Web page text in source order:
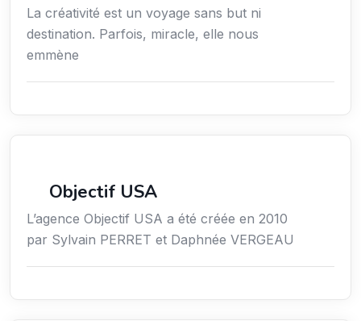
La créativité est un voyage sans but ni
destination. Parfois, miracle, elle nous
emmène
Objectif USA
L’agence Objectif USA a été créée en 2010
par Sylvain PERRET et Daphnée VERGEAU